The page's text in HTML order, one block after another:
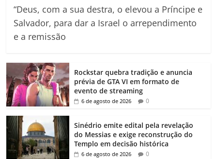
“Deus, com a sua destra, o elevou a Príncipe e
Salvador, para dar a Israel o arrependimento
e a remissão
Rockstar quebra tradição e anuncia
prévia de GTA VI em formato de
evento de streaming
6 de agosto de 2026 0
Sinédrio emite edital pela revelação
do Messias e exige reconstrução do
Templo em decisão histórica
6 de agosto de 2026 0